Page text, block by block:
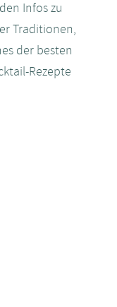
Infos zu
Traditionen,
der besten
Rezepte